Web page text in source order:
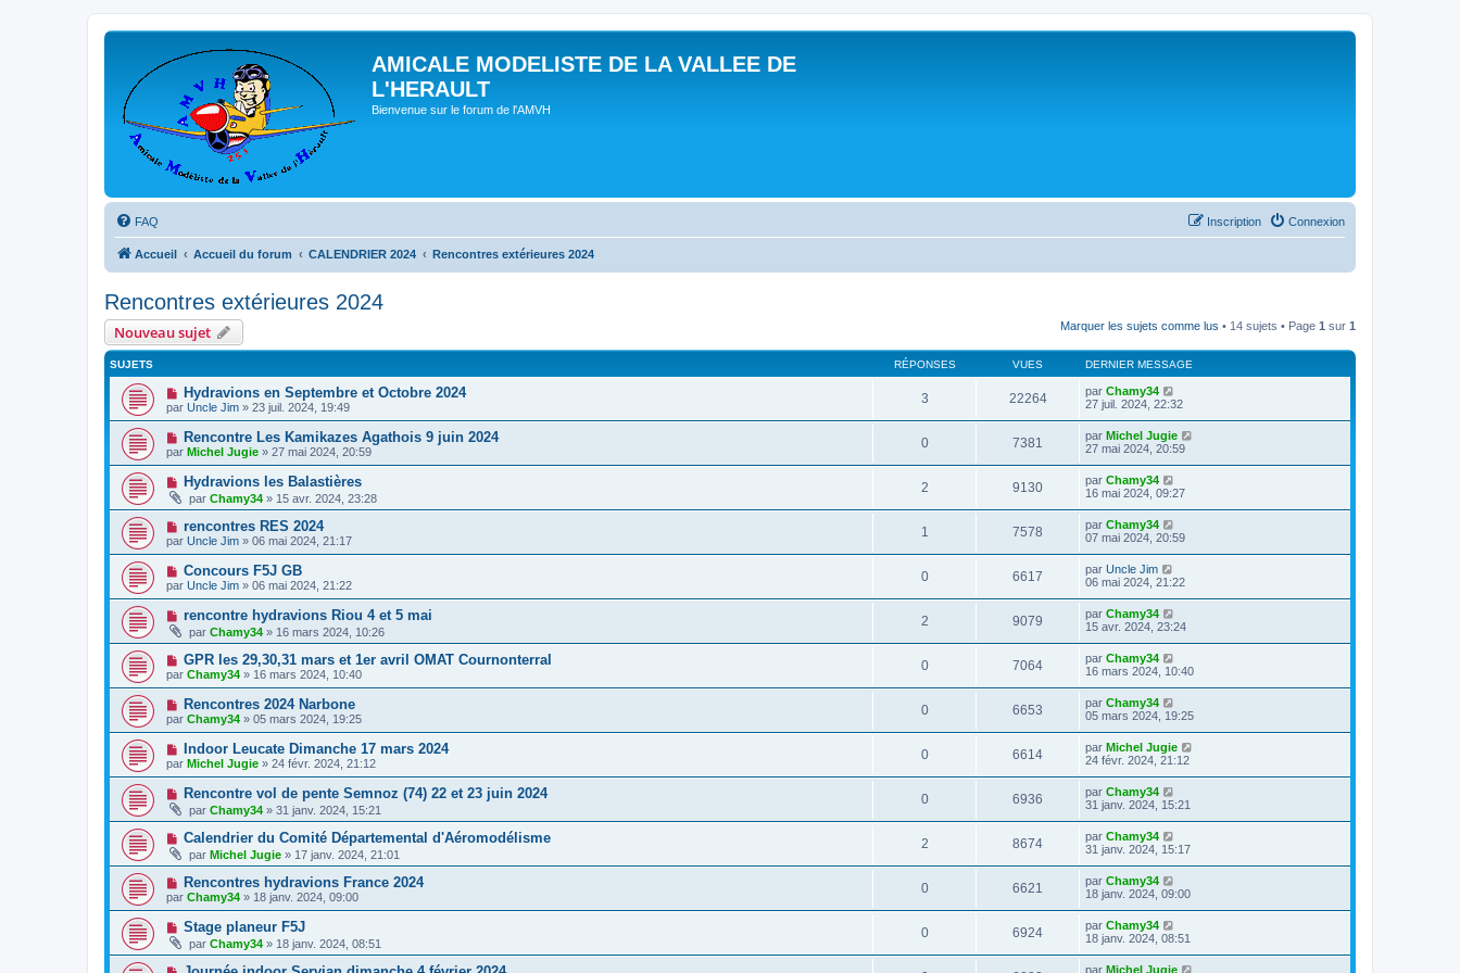
AMICALE MODELISTE DE LA VALLEE DE
L'HERAULT
Bienvenue sur le forum de l'AMVH
FAQ Connexion
Inscription
Accueil Accueil du forum CALENDRIER 2024 Rencontres extérieures 2024
Rencontres extérieures 2024
Nouveau sujet Marquer les sujets comme lus • 14 sujets • Page 1 sur 1
SUJETS RÉPONSES VUES DERNIER MESSAGE
Hydravions en Septembre et Octobre 2024
par Uncle Jim » 23 juil. 2024, 19:49
3 22264 par Chamy34
27 juil. 2024, 22:32
Rencontre Les Kamikazes Agathois 9 juin 2024
par Michel Jugie » 27 mai 2024, 20:59
0 7381 par Michel Jugie
27 mai 2024, 20:59
Hydravions les Balastières
par Chamy34 » 15 avr. 2024, 23:28
2 9130 par Chamy34
16 mai 2024, 09:27
rencontres RES 2024
par Uncle Jim » 06 mai 2024, 21:17
1 7578 par Chamy34
07 mai 2024, 20:59
Concours F5J GB
par Uncle Jim » 06 mai 2024, 21:22
0 6617 par Uncle Jim
06 mai 2024, 21:22
rencontre hydravions Riou 4 et 5 mai
par Chamy34 » 16 mars 2024, 10:26
2 9079 par Chamy34
15 avr. 2024, 23:24
GPR les 29,30,31 mars et 1er avril OMAT Cournonterral
par Chamy34 » 16 mars 2024, 10:40
0 7064 par Chamy34
16 mars 2024, 10:40
Rencontres 2024 Narbone
par Chamy34 » 05 mars 2024, 19:25
0 6653 par Chamy34
05 mars 2024, 19:25
Indoor Leucate Dimanche 17 mars 2024
par Michel Jugie » 24 févr. 2024, 21:12
0 6614 par Michel Jugie
24 févr. 2024, 21:12
Rencontre vol de pente Semnoz (74) 22 et 23 juin 2024
par Chamy34 » 31 janv. 2024, 15:21
0 6936 par Chamy34
31 janv. 2024, 15:21
Calendrier du Comité Départemental d'Aéromodélisme
par Michel Jugie » 17 janv. 2024, 21:01
2 8674 par Chamy34
31 janv. 2024, 15:17
Rencontres hydravions France 2024
par Chamy34 » 18 janv. 2024, 09:00
0 6621 par Chamy34
18 janv. 2024, 09:00
Stage planeur F5J
par Chamy34 » 18 janv. 2024, 08:51
0 6924 par Chamy34
18 janv. 2024, 08:51
par Michel Jugie